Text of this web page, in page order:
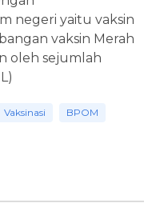
negeri yaitu vaksin
vaksin Merah
oleh sejumlah
Vaksinasi BPOM